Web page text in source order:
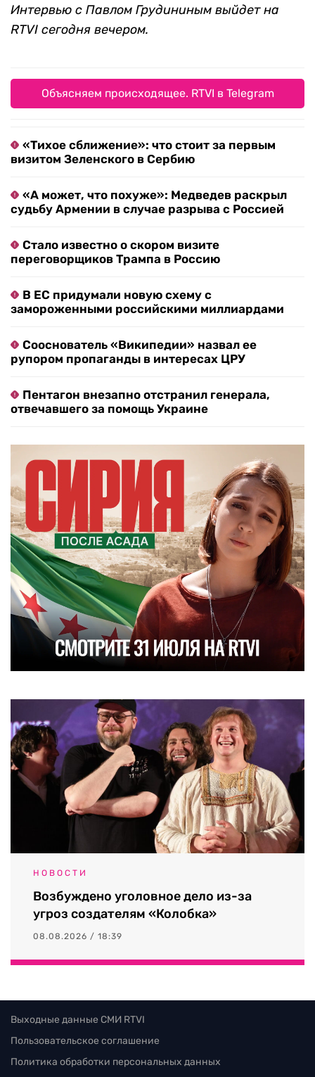
Интервью с Павлом Грудининым выйдет на
RTVI сегодня вечером.
Объясняем происходящее. RTVI в Telegram
«Тихое сближение»: что стоит за первым
визитом Зеленского в Сербию
«А может, что похуже»: Медведев раскрыл
судьбу Армении в случае разрыва с Россией
Стало известно о скором визите
переговорщиков Трампа в Россию
В ЕС придумали новую схему с
замороженными российскими миллиардами
Сооснователь «Википедии» назвал ее
рупором пропаганды в интересах ЦРУ
Пентагон внезапно отстранил генерала,
отвечавшего за помощь Украине
НОВОСТИ
Возбуждено уголовное дело из-за
угроз создателям «Колобка»
08.08.2026 / 18:39
Выходные данные СМИ RTVI
Пользовательское соглашение
Политика обработки персональных данных